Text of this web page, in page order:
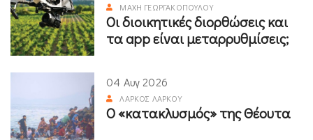
ΜΆΧΗ ΓΕΩΡΓΑΚΟΠΟΎΛΟΥ
Οι διοικητικές διορθώσεις και
τα app είναι μεταρρυθμίσεις;
04 Αυγ 2026
ΛΆΡΚΟΣ ΛΆΡΚΟΥ
Ο «κατακλυσμός» της Θέουτα